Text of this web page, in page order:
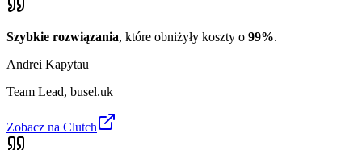
Szybkie rozwiązania, które obniżyły koszty o 99%.
Andrei Kapytau
Team Lead, busel.uk
Zobacz na Clutch